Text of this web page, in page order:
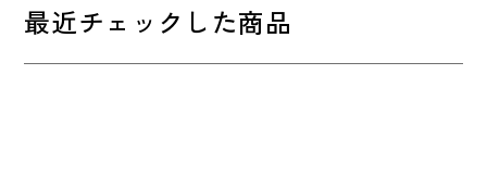
最近チェックした商品